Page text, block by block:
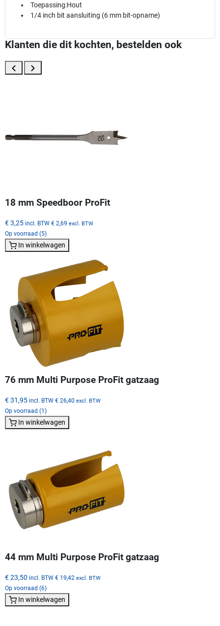
Toepassing:Hout
1/4 inch bit aansluiting (6 mm bit-opname)
Klanten die dit kochten, bestelden ook
18 mm Speedboor ProFit
€ 3,25 incl. BTW € 2,69 excl. BTW
Op voorraad (5)
In winkelwagen
76 mm Multi Purpose ProFit gatzaag
€ 31,95 incl. BTW € 26,40 excl. BTW
Op voorraad (1)
In winkelwagen
44 mm Multi Purpose ProFit gatzaag
€ 23,50 incl. BTW € 19,42 excl. BTW
Op voorraad (6)
In winkelwagen